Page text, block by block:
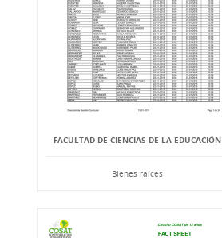
FACULTAD DE CIENCIAS DE LA EDUCACIÓN
Bienes raíces